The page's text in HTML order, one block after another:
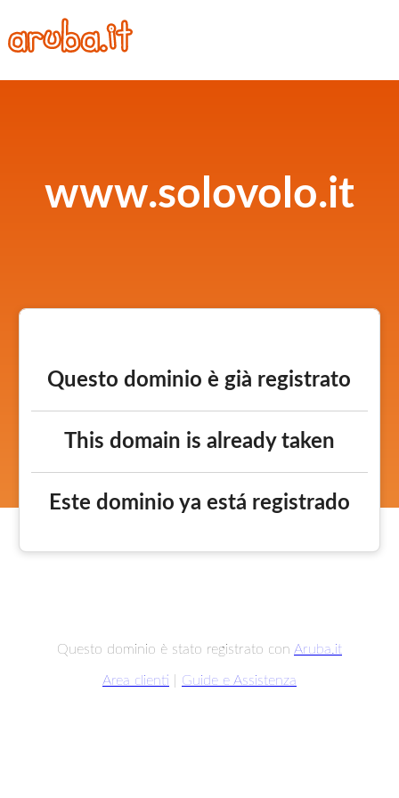
www.solovolo.it
Questo dominio è già registrato
This domain is already taken
Este dominio ya está registrado
Questo dominio è stato registrato con Aruba.it
Area clienti Guide e Assistenza